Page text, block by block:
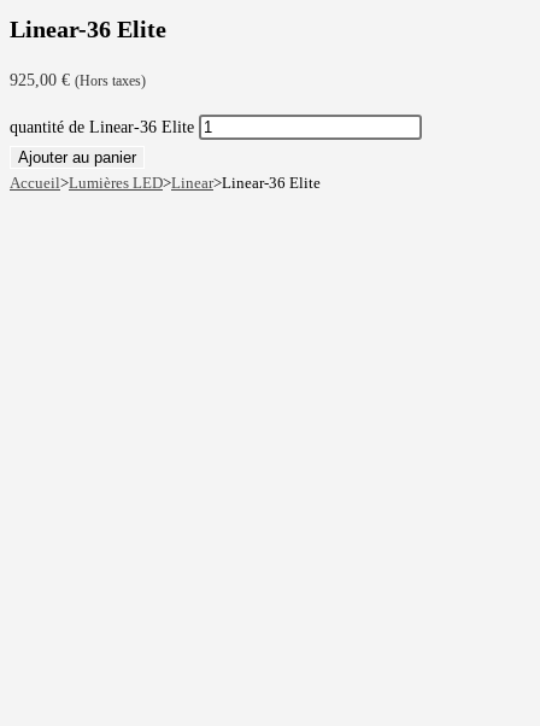
Linear-36 Elite
925,00 € (Hors taxes)
quantité de Linear-36 Elite
Ajouter au panier
Accueil>Lumières LED>Linear>Linear-36 Elite